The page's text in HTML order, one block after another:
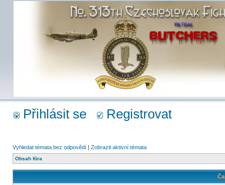
Přihlásit se Registrovat
Vyhledat témata bez odpovědí | Zobrazit aktivní témata
Obsah fóra